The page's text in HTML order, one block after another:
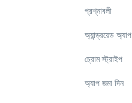
প্রশ্নাবলী
অ্যান্ড্রয়েড অ্যাপ
চ্রোম স্ট্রাইপ
অ্যাপ জমা দিন